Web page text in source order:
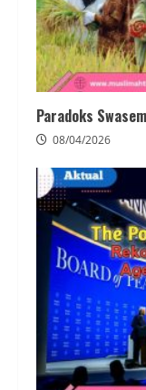
Paradoks
08/04/2026